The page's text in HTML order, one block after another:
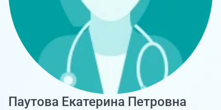
О клинике
Блог врачей
Новости
Пациентам
запись на прием
+7 (351) 220-03-03
Центр амбулаторной
онкологической помощи
+7 (7142) 927-003
Справочный телефон для
жителей Казахстана
Паутова Екатерина Петровна